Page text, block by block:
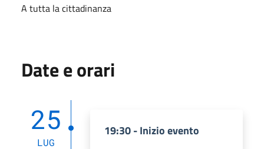
A tutta la cittadinanza
Date e orari
25
LUG
19:30 - Inizio evento